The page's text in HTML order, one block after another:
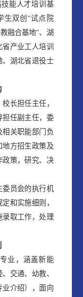
能人才培训基
生双创”试点院
融合基地”、湖
产业工人培训
、湖北省退役士
长担任主任，
担任副主任，委
关职能部门负
方招生政策及
政策，研究、决
委员会的执行机
和实施细则，
录取工作，处理
业，涵盖新能
交通、幼教、
介绍），面向